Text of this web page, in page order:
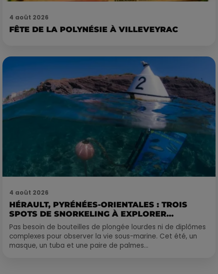
4 août 2026
FÊTE DE LA POLYNÉSIE À VILLEVEYRAC
4 août 2026
HÉRAULT, PYRÉNÉES-ORIENTALES : TROIS
SPOTS DE SNORKELING À EXPLORER...
Pas besoin de bouteilles de plongée lourdes ni de diplômes
complexes pour observer la vie sous-marine. Cet été, un
masque, un tuba et une paire de palmes...